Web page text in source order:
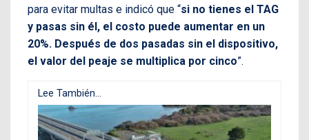
para evitar multas e indicó que “si no tienes el TAG
y pasas sin él, el costo puede aumentar en un
20%. Después de dos pasadas sin el dispositivo,
el valor del peaje se multiplica por cinco”.
Lee También...